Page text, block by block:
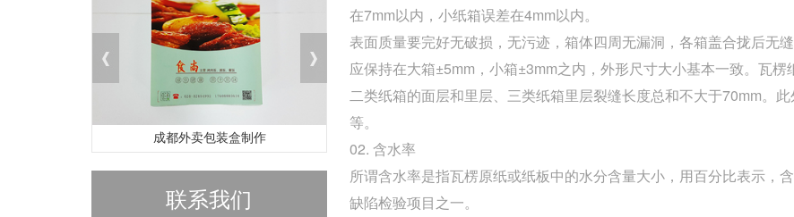
成都外卖包装盒制作
联系我们
在7mm以内，小纸箱误差在4mm以内。
表面质量要完好无破损，无污迹，箱体四周无漏洞，各箱盖合拢后无
应保持在大箱±5mm，小箱±3mm之内，外形尺寸大小基本一致。瓦楞
二类纸箱的面层和里层、三类纸箱里层裂缝长度总和不大于70mm。
等。
02. 含水率
所谓含水率是指瓦楞原纸或纸板中的水分含量大小，用百分比表示，
缺陷检验项目之一。